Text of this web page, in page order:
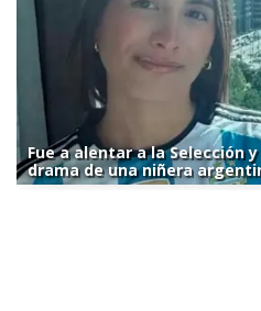
Fue a alentar a la Selección
drama de una niñera